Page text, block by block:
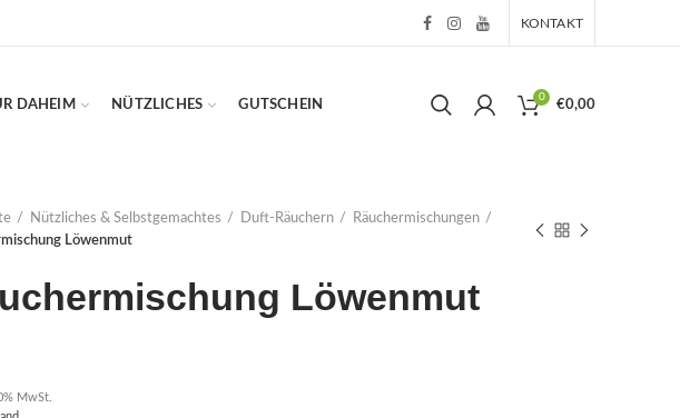
KONTAKT
DAHEIM NÜTZLICHES GUTSCHEIN
0
€0,00
Nützliches & Selbstgemachtes Duft-Räuchern
Räuchermischungen
Löwenmut
Löwenmut
MwSt.